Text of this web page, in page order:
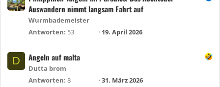
Auswandern nimmt langsam Fahrt auf
Wurmbademeister
Antworten 53 19. April 2026
D Angeln auf malta
Dutta brom
Antworten 8 31. März 2026